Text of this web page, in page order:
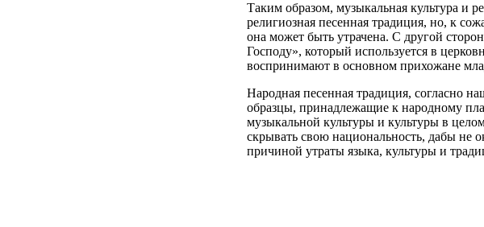
Таким образом, музыкальная культура и
религиозная песенная традиция, но, к
она может быть утрачена. С другой
Господу», который используется в
воспринимают в основном прихожане
Народная песенная традиция, согласно
образцы, принадлежащие к народному
музыкальной культуры и культуры в
скрывать свою национальность, дабы не
причиной утраты языка, культуры и